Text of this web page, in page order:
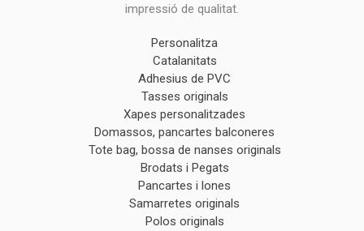
impressió de qualitat.
Personalitza
Catalanitats
Adhesius de PVC
Tasses originals
Xapes personalitzades
Domassos, pancartes balconeres
Tote bag, bossa de nanses originals
Brodats i Pegats
Pancartes i lones
Samarretes originals
Polos originals